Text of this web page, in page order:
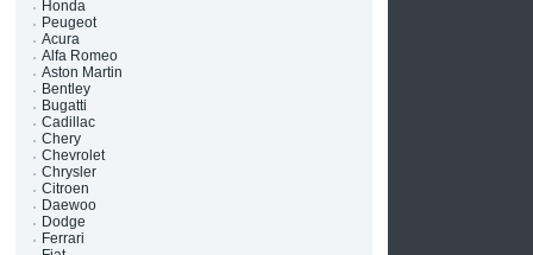
Honda
Peugeot
Acura
Alfa Romeo
Aston Martin
Bentley
Bugatti
Cadillac
Chery
Chevrolet
Chrysler
Citroen
Daewoo
Dodge
Ferrari